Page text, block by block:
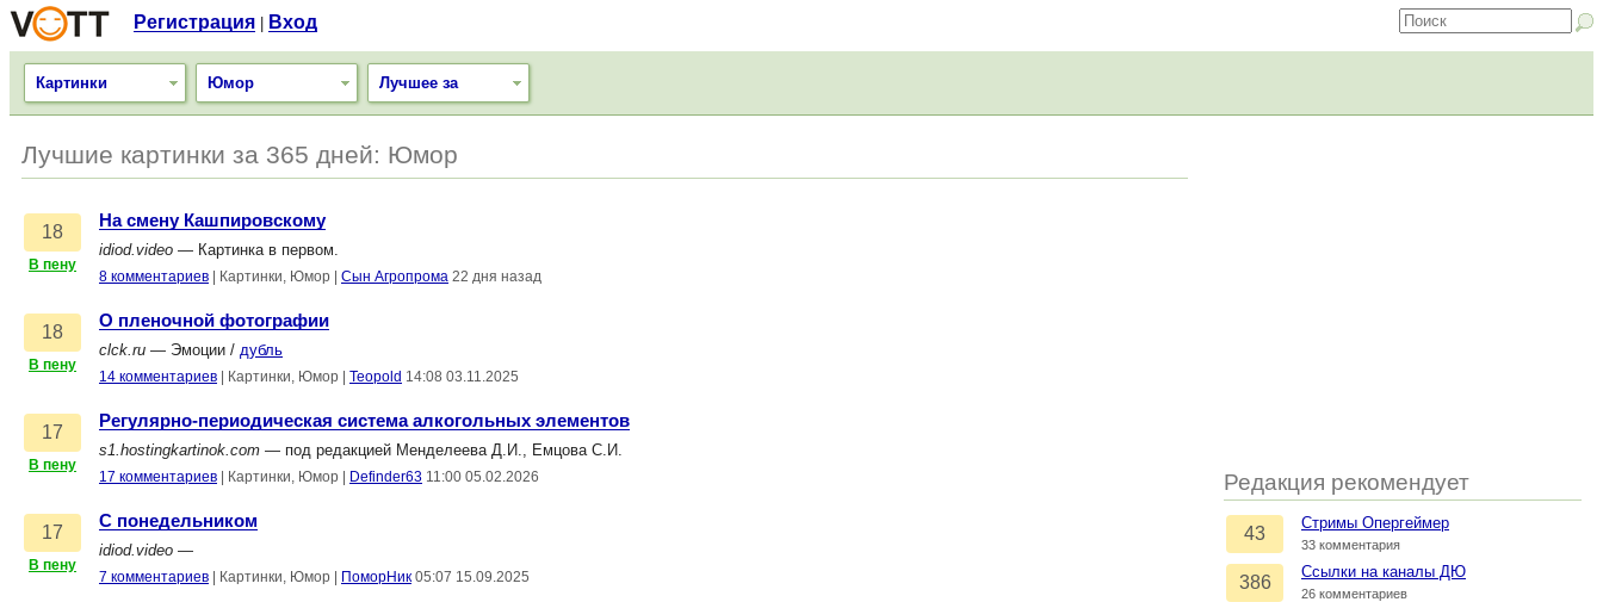
Регистрация Вход
Картинки Юмор Лучшее за
Редакция рекомендует
43
Стримы Опергеймер
33 комментария
386
Ссылки на каналы ДЮ
26 комментариев
Лучшие картинки за 365 дней: Юмор
18
В пену
На смену Кашпировскому
idiod.video — Картинка в первом.
8 комментариев Картинки, Юмор Сын Агропрома 22 дня назад
18
В пену
О пленочной фотографии
clck.ru — Эмоции / дубль
14 комментариев Картинки, Юмор Teopold 14:08 03.11.2025
17
В пену
Регулярно-периодическая система алкогольных элементов
s1.hostingkartinok.com — под редакцией Менделеева Д.И., Емцова С.И.
17 комментариев Картинки, Юмор Definder63 11:00 05.02.2026
17
В пену
С понедельником
idiod.video —
7 комментариев Картинки, Юмор ПоморНик 05:07 15.09.2025